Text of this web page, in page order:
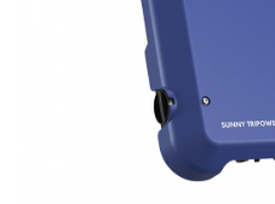
Cabluri semnalizare si control